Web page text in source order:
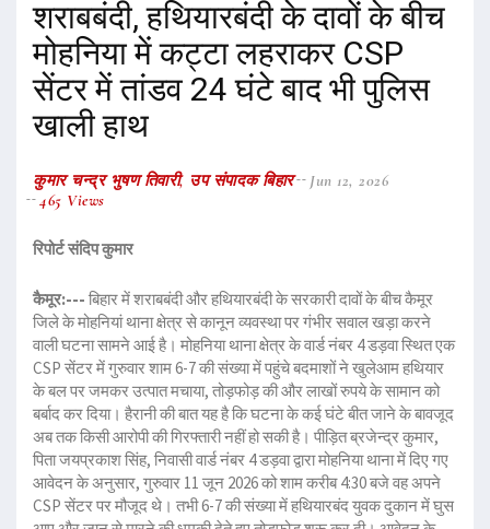
शराबबंदी, हथियारबंदी के दावों के बीच
मोहनिया में कट्टा लहराकर CSP
सेंटर में तांडव 24 घंटे बाद भी पुलिस
खाली हाथ
कुमार चन्द्र भुषण तिवारी, उप संपादक बिहार
Jun 12, 2026
465 Views
रिपोर्ट संदिप कुमार
कैमूर:--- बिहार में शराबबंदी और हथियारबंदी के सरकारी दावों के बीच कैमूर
जिले के मोहनियां थाना क्षेत्र से कानून व्यवस्था पर गंभीर सवाल खड़ा करने
वाली घटना सामने आई है। मोहनिया थाना क्षेत्र के वार्ड नंबर 4 डड़वा स्थित एक
CSP सेंटर में गुरुवार शाम 6-7 की संख्या में पहुंचे बदमाशों ने खुलेआम हथियार
के बल पर जमकर उत्पात मचाया, तोड़फोड़ की और लाखों रुपये के सामान को
बर्बाद कर दिया। हैरानी की बात यह है कि घटना के कई घंटे बीत जाने के बावजूद
अब तक किसी आरोपी की गिरफ्तारी नहीं हो सकी है। पीड़ित ब्रजेन्द्र कुमार,
पिता जयप्रकाश सिंह, निवासी वार्ड नंबर 4 डड़वा द्वारा मोहनिया थाना में दिए गए
आवेदन के अनुसार, गुरुवार 11 जून 2026 को शाम करीब 4:30 बजे वह अपने
CSP सेंटर पर मौजूद थे। तभी 6-7 की संख्या में हथियारबंद युवक दुकान में घुस